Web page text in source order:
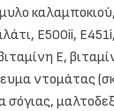
E500ii,
Ε,
ντομάτας
σόγιας,